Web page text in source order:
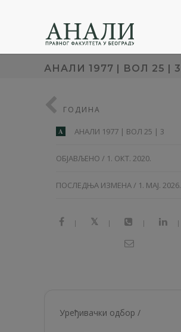
АНAЛИ 1977 | ВОЛ 25 | 3
ГОДИНА
A АНAЛИ 1977 | ВОЛ 25 | 3
ОБЈАВЉЕНО / 1. ОКТ. 2020.
ПОСЛЕДЊА ИЗМЕНА / 1. МАЈ. 2026.
| | | |
Уређивачки одбор /